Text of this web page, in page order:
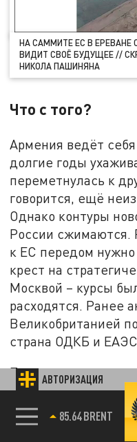
АВТОРИЗАЦИЯ
85.64 BRENT
НА САММИТЕ ЕС В ЕРЕВАНЕ
ВИДИТ СВОЁ БУДУЩЕЕ //
НИКОЛА ПАШИНЯНА
Что с того?
Армения ведёт
долгие годы
переметнулась к
говорится, ещё
Однако контуры
России сжимаются.
к ЕС передом
крест на
Москвой – курсы
расходятся. Ранее
Великобританией
страна ОДКБ и
При этом
момента развала
многомиллиардную
товарооборота и